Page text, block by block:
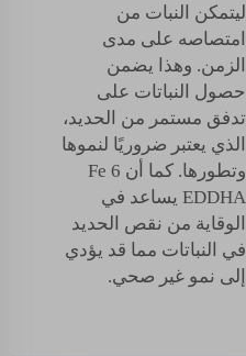
ليتمكن النبات من
امتصاصه على مدى
الزمن. وهذا يضمن
حصول النباتات على
تدفق مستمر من الحديد،
الذي يعتبر ضروريًا لنموها
وتطورها. كما أن Fe 6
EDDHA يساعد في
الوقاية من نقص الحديد
في النباتات مما قد يؤدي
إلى نمو غير صحي.